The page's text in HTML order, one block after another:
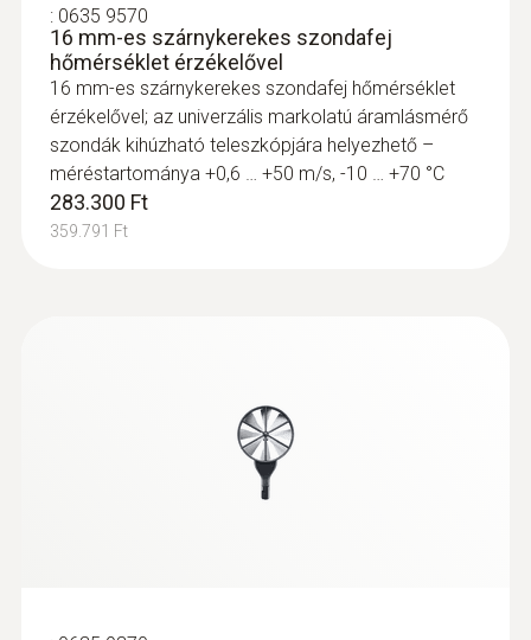
: 0635 9570
16 mm-es szárnykerekes szondafej
hőmérséklet érzékelővel
16 mm-es szárnykerekes szondafej hőmérséklet
érzékelővel; az univerzális markolatú áramlásmérő
szondák kihúzható teleszkópjára helyezhető –
méréstartománya +0,6 … +50 m/s, -10 … +70 °C
283.300 Ft
359.791 Ft